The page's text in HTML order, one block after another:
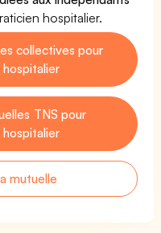
hospitalier.
collectives pour
TNS pour
mutuelle